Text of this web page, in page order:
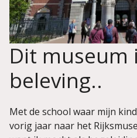
Dit museum
beleving..
Met de school waar mijn
vorig jaar naar het